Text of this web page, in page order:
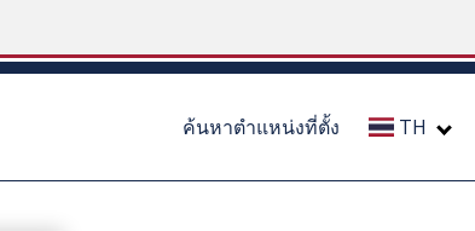
ค้นหาตำแหน่งที่ตั้ง TH